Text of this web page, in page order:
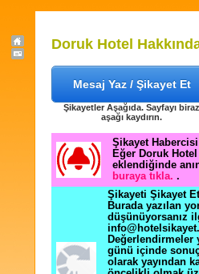
Doruk Hotel
Mesaj Yaz / Şikayet Et
Şikayetler Aşağıda. Sayfayı biraz
aşağı kaydırın.
Şikayet Habercisi
Eğer Doruk
eklendiğinde
buraya tıkla. .
Şikayeti Şikayet Et
Burada yazılan
düşünüyorsanız
Değerlendirmeler
günü içinde
olarak yayından